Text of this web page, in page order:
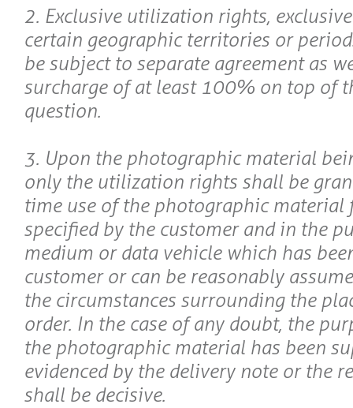
2. Exclusive utilization rights,
certain geographic territories or
be subject to separate agreement as
surcharge of at least 100% on top of
question.
3. Upon the photographic material
only the utilization rights shall be
time use of the photographic material
specified by the customer and in the
medium or data vehicle which has
customer or can be reasonably
the circumstances surrounding the
order. In the case of any doubt, the
the photographic material has been
evidenced by the delivery note or the
shall be decisive.